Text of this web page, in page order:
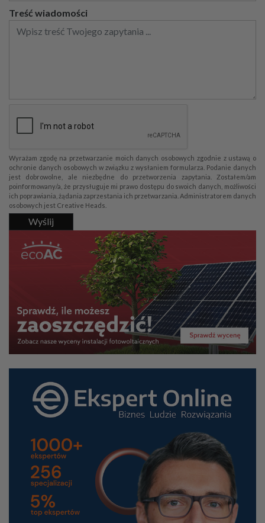
Treść wiadomości
Wyrażam zgodę na przetwarzanie moich danych osobowych zgodnie z ustawą o
ochronie danych osobowych w związku z wysłaniem formularza. Podanie danych
jest dobrowolne, ale niezbędne do przetworzenia zapytania. Zostałem/am
poinformowany/a, że przysługuje mi prawo dostępu do swoich danych, możliwości
ich poprawiania, żądania zaprzestania ich przetwarzania. Administratorem danych
osobowych jest Creative Heads.
Wyślij